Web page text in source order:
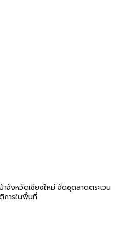
จังหวัดเชียงใหม่ จัดชุดลาดตระเวน
การในพื้นที่